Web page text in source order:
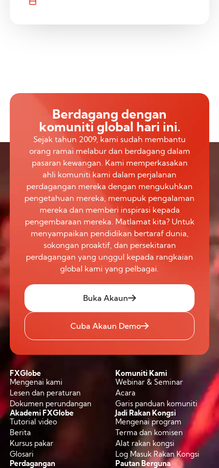
Berdagang dengan
komuniti global hari ini.
Sejak tahun 2009, kami sudah membantu
orang ramai melabur dan berdagang dalam
pasaran kewangan. Kami memperkasakan
ahli komuniti kami dalam perjalanan
perdagangan mereka dengan mengukuhkan
pengetahuan mereka, memupuk pengalaman
mereka dan memberi inspirasi kepada
pengembaraan mereka. Matlamat kita? Untuk
menyampaikan pendidikan bertaraf dunia,
sokongan proaktif, dan persekitaran
perdagangan yang unggul kepada rangkaian
global kami yang pelbagai.
Buka Akaun
Cuba Akaun Demo
FXGlobe
Mengenai kami
Lesen dan peraturan
Dokumen perundangan
Komuniti Kami
Webinar & Seminar
Acara
Garis panduan komuniti
Akademi FXGlobe
Tutorial video
Berita
Kursus pakar
Glosari
Jadi Rakan Kongsi
Mengenai program
Terma dan komisen
Alat rakan kongsi
Log Masuk Rakan Kongsi
Perdagangan
Pautan Berguna